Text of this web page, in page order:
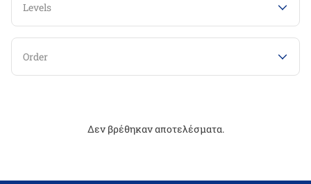
Levels
Order
Δεν βρέθηκαν αποτελέσματα.